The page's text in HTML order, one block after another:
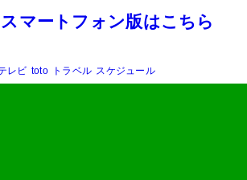
スマートフォン版はこちら
レビ toto トラベル スケジュール